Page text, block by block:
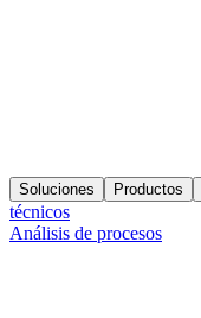
Soluciones Productos
técnicos
Análisis de procesos